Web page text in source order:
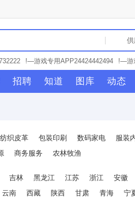
!—游戏专用APP24424442494
!—游
!—游戏专用APP58022922484
!—游
!—游戏专用APP2824222853 !—游戏专
!—游戏专用APP28277727227 !—游戏专用
戏专用APP22622723 !—游戏专用
APP28143422784 !—游戏专用
!—游戏专用APP242277263
!—游戏专用APP25796999257
招聘 知道 图库 动态
纺织皮革 包装印刷 数码家电 服装
商务服务 农林牧渔
吉林 黑龙江 江苏 浙江 安徽
云南 西藏 陕西 甘肃 青海 宁